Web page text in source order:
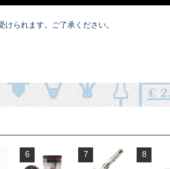
られます。ご了承ください。
6 7 8